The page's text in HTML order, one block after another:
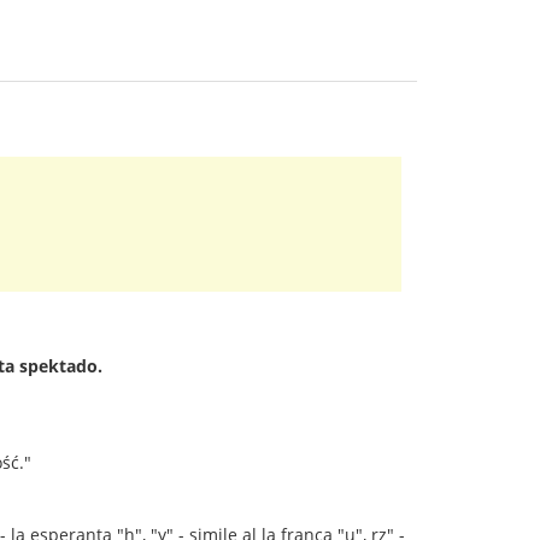
spektado.
esperanta "h", "y" - simile al la franca "u", rz" -